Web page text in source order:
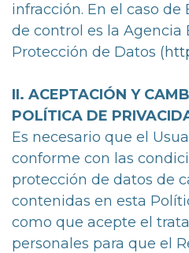
infracción. En el caso de
de control es la Agencia
Protección de Datos (
II. ACEPTACIÓN Y
POLÍTICA DE
Es necesario que el
conforme con las
protección de datos de
contenidas en esta
como que acepte el
personales para que el